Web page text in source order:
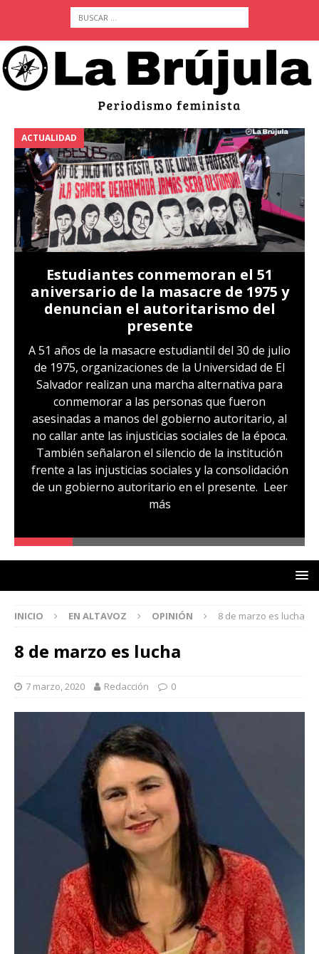
ACTUALIDAD
Estudiantes conmemoran el 51
aniversario de la masacre de 1975 y
denuncian el autoritarismo del
presente
A 51 años de la masacre estudiantil del 30 de julio
de 1975, organizaciones de la Universidad de El
Salvador realizan una marcha alternativa para
conmemorar a las personas que fueron
asesinadas a manos del gobierno autoritario, al
no callar ante las injusticias sociales de la época.
También señalaron el silencio de la institución
frente a las injusticias sociales y la consolidación
de un gobierno autoritario en el presente. Leer
más
INICIO EN ALTAVOZ OPINIÓN 8 de marzo es lucha
8 de marzo es lucha
7 marzo, 2020 Redacción 0